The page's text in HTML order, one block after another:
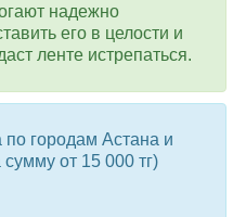
надежно
его в целости и
ленте истрепаться.
по городам Астана и
от 15 000 тг)